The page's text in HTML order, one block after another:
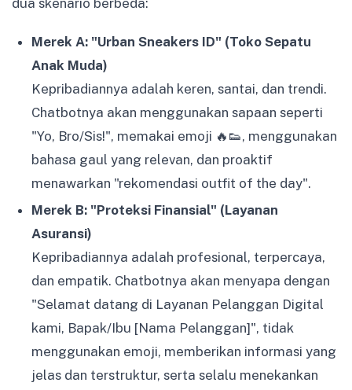
dua skenario berbeda:
Merek A: "Urban Sneakers ID" (Toko Sepatu
Anak Muda)
Kepribadiannya adalah keren, santai, dan trendi.
Chatbotnya akan menggunakan sapaan seperti
"Yo, Bro/Sis!", memakai emoji 🔥👟, menggunakan
bahasa gaul yang relevan, dan proaktif
menawarkan "rekomendasi outfit of the day".
Merek B: "Proteksi Finansial" (Layanan
Asuransi)
Kepribadiannya adalah profesional, terpercaya,
dan empatik. Chatbotnya akan menyapa dengan
"Selamat datang di Layanan Pelanggan Digital
kami, Bapak/Ibu [Nama Pelanggan]", tidak
menggunakan emoji, memberikan informasi yang
jelas dan terstruktur, serta selalu menekankan